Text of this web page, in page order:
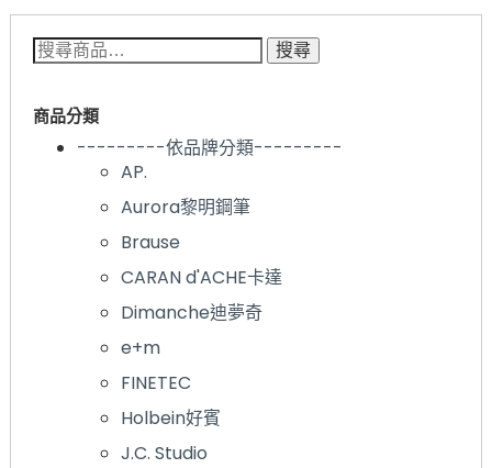
搜尋關鍵字: 搜尋
商品分類
---------依品牌分類---------
AP.
Aurora黎明鋼筆
Brause
CARAN d'ACHE卡達
Dimanche迪夢奇
e+m
FINETEC
Holbein好賓
J.C. Studio